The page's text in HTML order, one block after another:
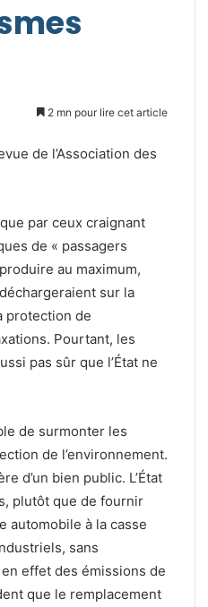
2 mn pour lire cet article
de l’Association des
par ceux craignant
de « passagers
au maximum,
sur la
protection de
Pourtant, les
pas sûr que l’État ne
de surmonter les
de l’environnement.
d’un bien public. L’État
plutôt que de fournir
automobile à la casse
sans
effet des émissions de
que le remplacement